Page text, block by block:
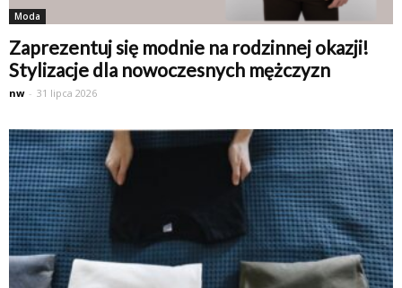
Moda
Zaprezentuj się modnie na rodzinnej okazji!
Stylizacje dla nowoczesnych mężczyzn
nw - 31 lipca 2026